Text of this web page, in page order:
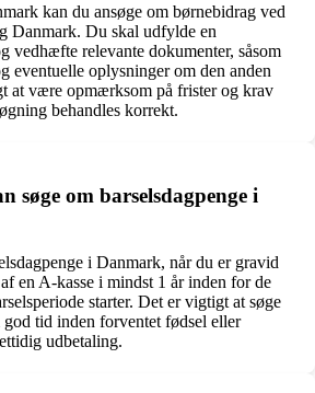
kan du ansøge om børnebidrag ved
Danmark. Du skal udfylde en
vedhæfte relevante dokumenter, såsom
eventuelle oplysninger om den anden
at være opmærksom på frister og krav
behandles korrekt.
søge om barselsdagpenge i
i Danmark, når du er gravid
en A-kasse i mindst 1 år inden for de
starter. Det er vigtigt at søge
god tid inden forventet fødsel eller
udbetaling.